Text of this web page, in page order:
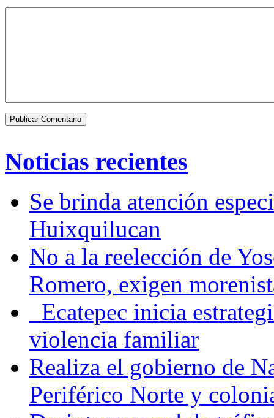
Noticias recientes
Se brinda atención
Huixquilucan
No a la reelección de
Romero, exigen
Ecatepec inicia
violencia familiar
Realiza el gobierno de
Periférico Norte y